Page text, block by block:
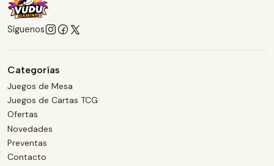
Síguenos
Categorías
Juegos de Mesa
Juegos de Cartas TCG
Ofertas
Novedades
Preventas
Contacto